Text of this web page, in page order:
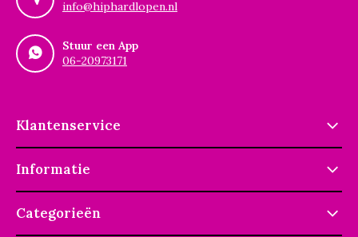
info@hiphardlopen.nl
Stuur een App
06-20973171
Klantenservice
Informatie
Categorieën